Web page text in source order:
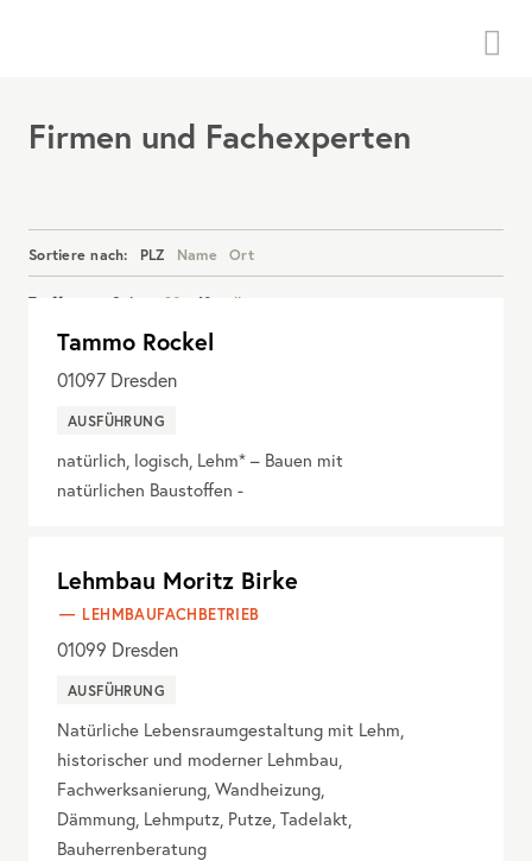
Firmen und Fachexperten
Sortiere nach: PLZ Name Ort
Treffer pro Seite: 20 40 alle
Details anzeigen
Tammo Rockel
01097 Dresden
AUSFÜHRUNG
natürlich, logisch, Lehm* – Bauen mit
natürlichen Baustoffen -
Lehmbau Moritz Birke
LEHMBAUFACHBETRIEB
01099 Dresden
AUSFÜHRUNG
Natürliche Lebensraumgestaltung mit Lehm,
historischer und moderner Lehmbau,
Fachwerksanierung, Wandheizung,
Dämmung, Lehmputz, Putze, Tadelakt,
Bauherrenberatung